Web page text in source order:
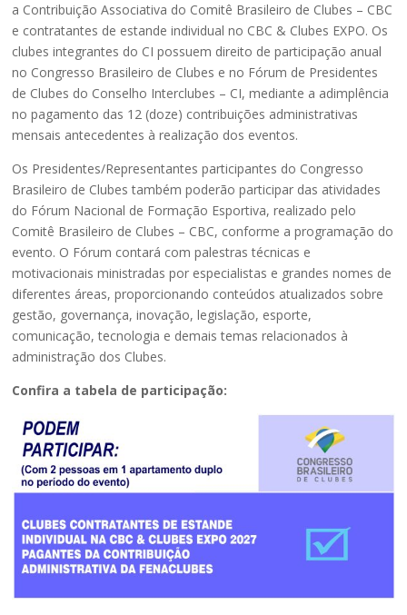
a Contribuição Associativa do Comitê Brasileiro de Clubes – CBC
e contratantes de estande individual no CBC & Clubes EXPO. Os
clubes integrantes do CI possuem direito de participação anual
no Congresso Brasileiro de Clubes e no Fórum de Presidentes
de Clubes do Conselho Interclubes – CI, mediante a adimplência
no pagamento das 12 (doze) contribuições administrativas
mensais antecedentes à realização dos eventos.
Os Presidentes/Representantes participantes do Congresso
Brasileiro de Clubes também poderão participar das atividades
do Fórum Nacional de Formação Esportiva, realizado pelo
Comitê Brasileiro de Clubes – CBC, conforme a programação do
evento. O Fórum contará com palestras técnicas e
motivacionais ministradas por especialistas e grandes nomes de
diferentes áreas, proporcionando conteúdos atualizados sobre
gestão, governança, inovação, legislação, esporte,
comunicação, tecnologia e demais temas relacionados à
administração dos Clubes.
Confira a tabela de participação: